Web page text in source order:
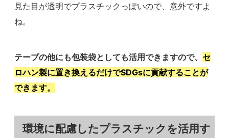
見た目が透明でプラスチックっぽいので、意外ですよ
ね。
テープの他にも包装袋としても活用できますので、 セ
ロハン製に置き換えるだけでSDGsに貢献することが
できます。
環境に配慮したプラスチックを活用す